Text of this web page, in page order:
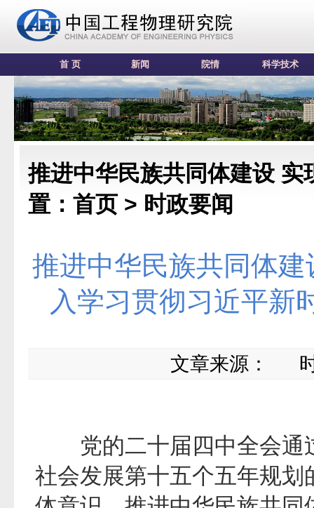
首 页 新闻 院情 科学技术
推进中华民族共同体建设
置：首页 > 时政要闻
推进中华民族共同体
入学习贯彻习近平新
文章来源： 时
党的二十届四中全会通
社会发展第十五个五年规划